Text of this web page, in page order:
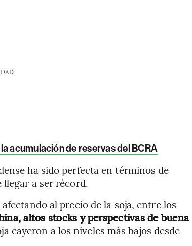
acumulación de reservas del BCRA
ha sido perfecta en términos de
a ser récord.
al precio de la soja, entre los
altos stocks y perspectivas de buena
cayeron a los niveles más bajos desde